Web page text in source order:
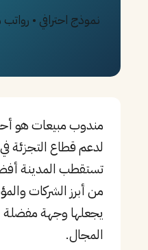
نموذج احترافي •
مندوب مبيعات هو
لدعم قطاع التجزئة
من أبرز الشركات
يجعلها وجهة مفضلة
المجال.